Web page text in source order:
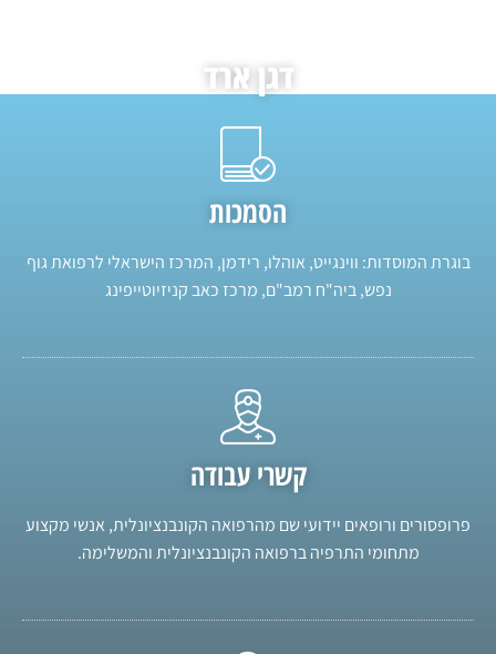
דגן ארד
הסמכות
בוגרת המוסדות: ווינגייט, אוהלו, רידמן, המרכז הישראלי לרפואת גוף
נפש, ביה"ח רמב"ם, מרכז כאב קניזיוטייפינג
קשרי עבודה
פרופסורים ורופאים יידועי שם מהרפואה הקונבנציונלית, אנשי מקצוע
מתחומי התרפיה ברפואה הקונבנציונלית והמשלימה.